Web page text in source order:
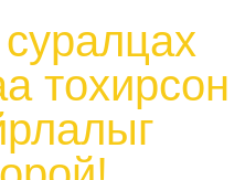
тохирсон